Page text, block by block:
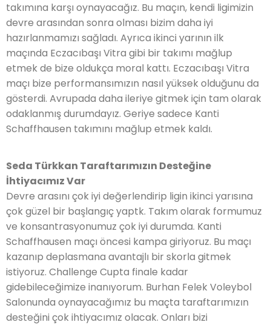
takımına karşı oynayacağız. Bu maçın, kendi ligimizin
devre arasından sonra olması bizim daha iyi
hazırlanmamızı sağladı. Ayrıca ikinci yarının ilk
maçında Eczacıbaşı Vitra gibi bir takımı mağlup
etmek de bize oldukça moral kattı. Eczacıbaşı Vitra
maçı bize performansımızın nasıl yüksek olduğunu da
gösterdi. Avrupada daha ileriye gitmek için tam olarak
odaklanmış durumdayız. Geriye sadece Kanti
Schaffhausen takımını mağlup etmek kaldı.
Seda Türkkan Taraftarımızın Desteğine
İhtiyacımız Var
Devre arasını çok iyi değerlendirip ligin ikinci yarısına
çok güzel bir başlangıç yaptk. Takım olarak formumuz
ve konsantrasyonumuz çok iyi durumda. Kanti
Schaffhausen maçı öncesi kampa giriyoruz. Bu maçı
kazanıp deplasmana avantajlı bir skorla gitmek
istiyoruz. Challenge Cupta finale kadar
gidebileceğimize inanıyorum. Burhan Felek Voleybol
Salonunda oynayacağımız bu maçta taraftarımızın
desteğini çok ihtiyacımız olacak. Onları bizi